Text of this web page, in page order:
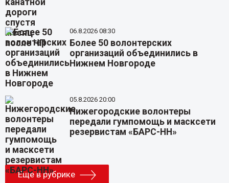
06.8.2026 08:30
Более 50 волонтерских
организаций объединились в
Нижнем Новгороде
05.8.2026 20:00
Нижегородские волонтеры
передали гумпомощь и масксети
резервистам «БАРС-НН»
Еще в рубрике